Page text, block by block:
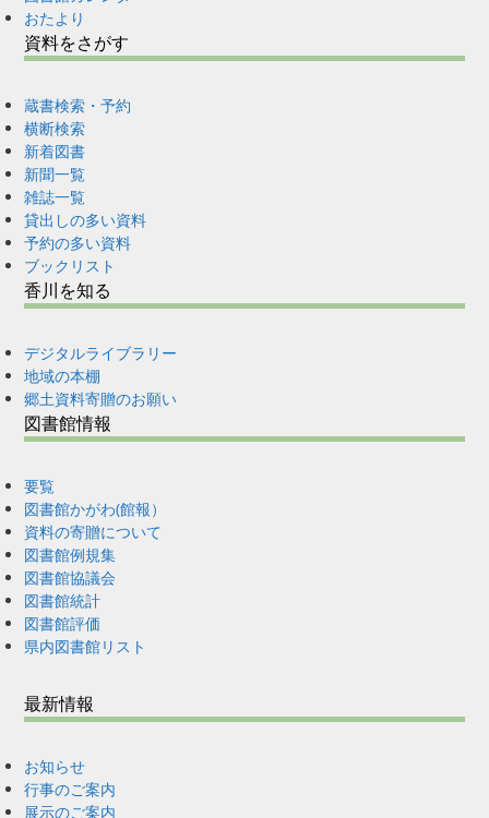
おたより
資料をさがす
蔵書検索・予約
横断検索
新着図書
新聞一覧
雑誌一覧
貸出しの多い資料
予約の多い資料
ブックリスト
香川を知る
デジタルライブラリー
地域の本棚
郷土資料寄贈のお願い
図書館情報
要覧
図書館かがわ(館報）
資料の寄贈について
図書館例規集
図書館協議会
図書館統計
図書館評価
県内図書館リスト
最新情報
お知らせ
行事のご案内
展示のご案内